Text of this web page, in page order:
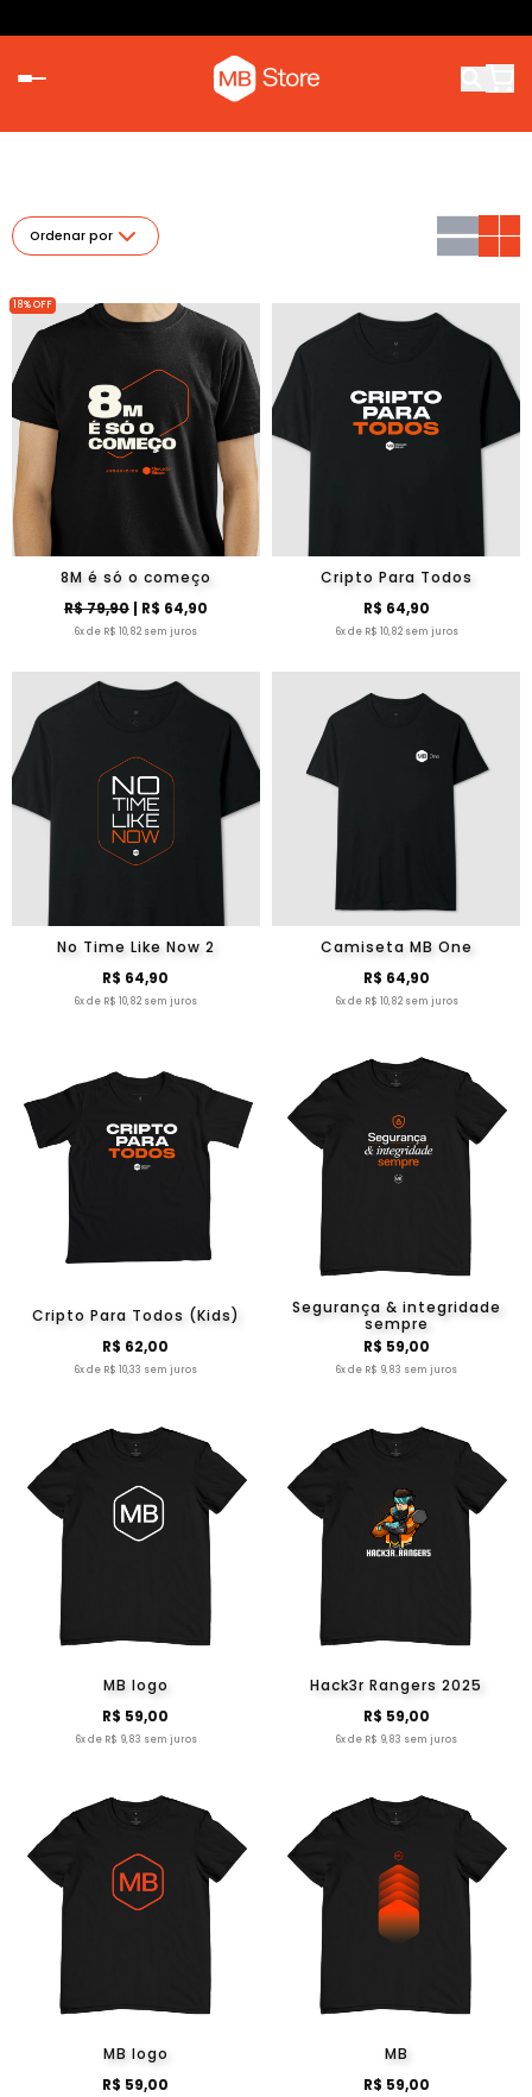
Ordenar por
8M é só o começo
R$ 79,90| R$ 64,90
6x de R$ 10,82 sem juros
18% OFF
Cripto Para Todos
R$ 64,90
6x de R$ 10,82 sem juros
No Time Like Now 2
R$ 64,90
6x de R$ 10,82 sem juros
Camiseta MB One
R$ 64,90
6x de R$ 10,82 sem juros
Cripto Para Todos (Kids)
R$ 62,00
6x de R$ 10,33 sem juros
Segurança & integridade
sempre
R$ 59,00
6x de R$ 9,83 sem juros
MB logo
R$ 59,00
6x de R$ 9,83 sem juros
Hack3r Rangers 2025
R$ 59,00
6x de R$ 9,83 sem juros
MB logo
R$ 59,00
MB
R$ 59,00